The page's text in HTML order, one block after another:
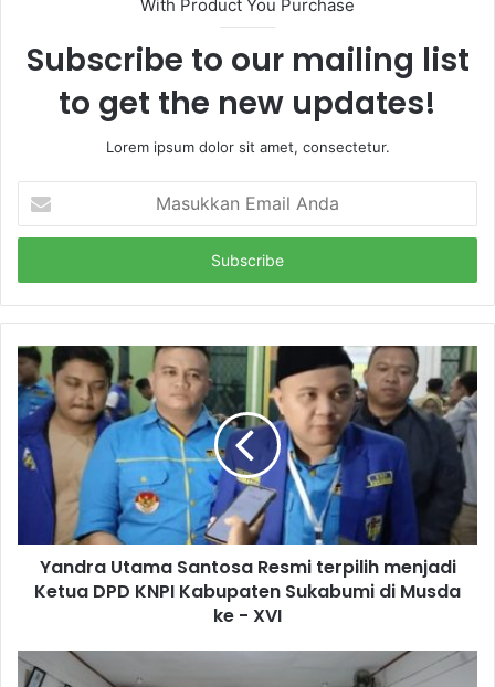
With Product You Purchase
Subscribe to our mailing list
to get the new updates!
Lorem ipsum dolor sit amet, consectetur.
Email
Anda
Yandra Utama Santosa Resmi terpilih menjadi
Ketua DPD KNPI Kabupaten Sukabumi di Musda
ke - XVI